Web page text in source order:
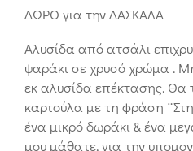
ΔΩΡΟ για την ΔΑΣΚΑΛΑ
Αλυσίδα από ατσάλι
ψαράκι σε χρυσό χρώμα .
εκ αλυσίδα επέκτασης.
καρτούλα με τη φράση
ένα μικρό δωράκι & ένα
μου μάθατε, για την